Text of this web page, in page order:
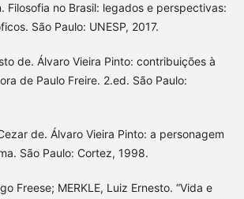
Filosofia no Brasil: legados e perspectivas:
São Paulo: UNESP, 2017.
de. Álvaro Vieira Pinto: contribuições à
de Paulo Freire. 2.ed. São Paulo:
de. Álvaro Vieira Pinto: a personagem
São Paulo: Cortez, 1998.
Freese; MERKLE, Luiz Ernesto. “Vida e